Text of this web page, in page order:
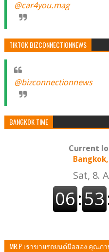
@car4you.mag
TIKTOK BIZCONNECTIONNEWS
@bizconnectionnews
BANGKOK TIME
Current
MR.P เราขายรถยนต์มือสอง คุณภ